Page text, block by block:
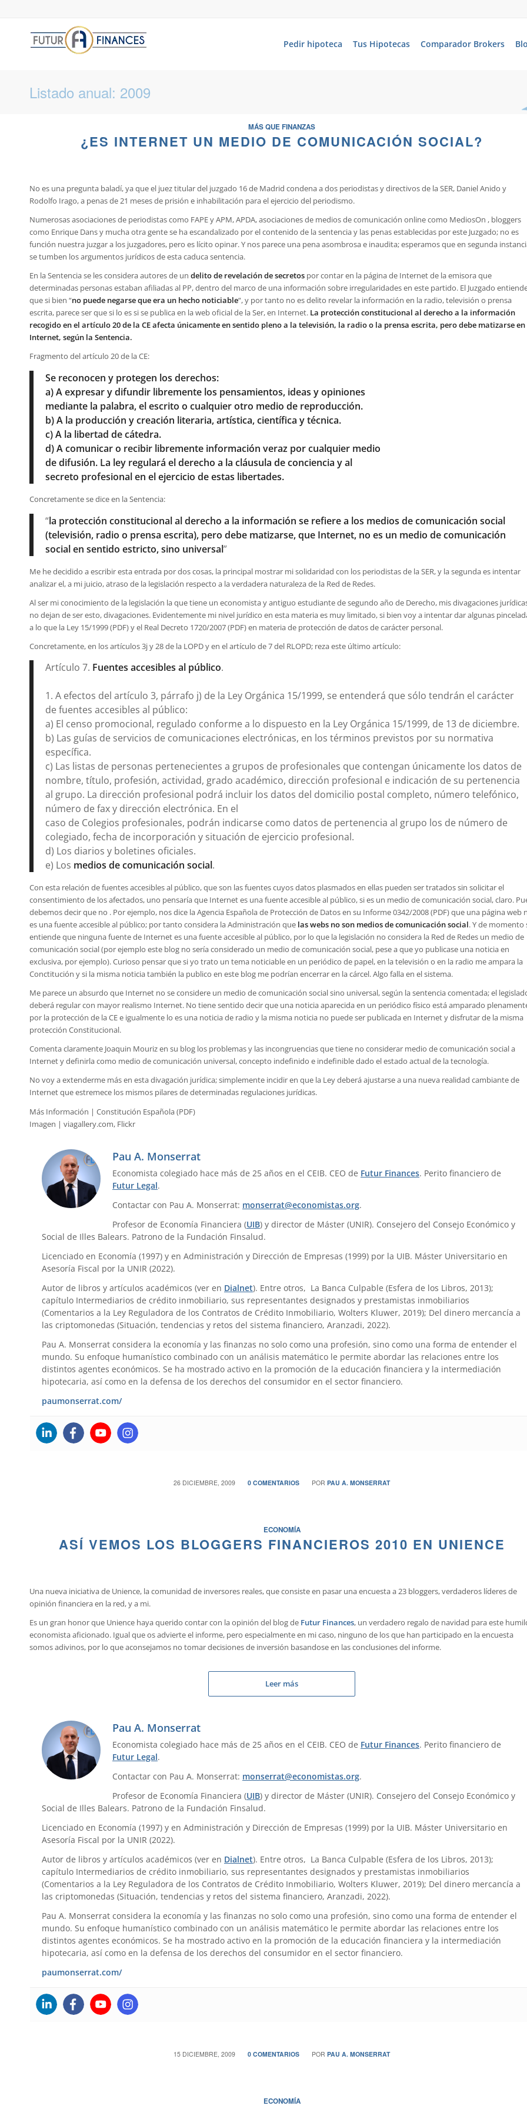
Pedir hipoteca Tus Hipotecas Comparador Brokers
Listado anual: 2009
MÁS QUE FINANZAS
¿ES INTERNET UN MEDIO DE COMUNICACIÓN SOCIAL?
No es una pregunta baladí, ya que el juez titular del juzgado 16 de Madrid condena a dos periodistas y directivos de la SER, Daniel Anido y
Rodolfo Irago, a penas de 21 meses de prisión e inhabilitación para el ejercicio del periodismo.
Numerosas asociaciones de periodistas como FAPE y APM, APDA, asociaciones de medios de comunicación online como MediosOn , bloggers
como Enrique Dans y mucha otra gente se ha escandalizado por el contenido de la sentencia y las penas establecidas por este Juzgado; no es
función nuestra juzgar a los juzgadores, pero es lícito opinar. Y nos parece una pena asombrosa e inaudita; esperamos que en segunda
se tumben los argumentos jurídicos de esta caduca sentencia.
En la Sentencia se les considera autores de un delito de revelación de secretos por contar en la página de Internet de la emisora que
determinadas personas estaban afiliadas al PP, dentro del marco de una información sobre irregularidades en este partido. El Juzgado
que si bien “no puede negarse que era un hecho noticiable“, y por tanto no es delito revelar la información en la radio, televisión o prensa
escrita, parece ser que si lo es si se publica en la web oficial de la Ser, en Internet. La protección constitucional al derecho a la información
recogido en el artículo 20 de la CE afecta únicamente en sentido pleno a la televisión, la radio o la prensa escrita, pero debe matizarse en
Internet, según la Sentencia.
Fragmento del artículo 20 de la CE:
Se reconocen y protegen los derechos:
a) A expresar y difundir libremente los pensamientos, ideas y opiniones
mediante la palabra, el escrito o cualquier otro medio de reproducción.
b) A la producción y creación literaria, artística, científica y técnica.
c) A la libertad de cátedra.
d) A comunicar o recibir libremente información veraz por cualquier medio
de difusión. La ley regulará el derecho a la cláusula de conciencia y al
secreto profesional en el ejercicio de estas libertades.
Concretamente se dice en la Sentencia:
“la protección constitucional al derecho a la información se refiere a los medios de comunicación social
(televisión, radio o prensa escrita), pero debe matizarse, que Internet, no es un medio de comunicación
social en sentido estricto, sino universal”
Me he decidido a escribir esta entrada por dos cosas, la principal mostrar mi solidaridad con los periodistas de la SER, y la segunda es intentar
analizar el, a mi juicio, atraso de la legislación respecto a la verdadera naturaleza de la Red de Redes.
Al ser mi conocimiento de la legislación la que tiene un economista y antiguo estudiante de segundo año de Derecho, mis divagaciones
no dejan de ser esto, divagaciones. Evidentemente mi nivel jurídico en esta materia es muy limitado, si bien voy a intentar dar algunas
a lo que la Ley 15/1999 (PDF) y el Real Decreto 1720/2007 (PDF) en materia de protección de datos de carácter personal.
Concretamente, en los artículos 3j y 28 de la LOPD y en el artículo de 7 del RLOPD; reza este último artículo:
Artículo 7. Fuentes accesibles al público.
1. A efectos del artículo 3, párrafo j) de la Ley Orgánica 15/1999, se entenderá que sólo tendrán el carácter
de fuentes accesibles al público:
a) El censo promocional, regulado conforme a lo dispuesto en la Ley Orgánica 15/1999, de 13 de diciembre.
b) Las guías de servicios de comunicaciones electrónicas, en los términos previstos por su normativa
específica.
c) Las listas de personas pertenecientes a grupos de profesionales que contengan únicamente los datos de
nombre, título, profesión, actividad, grado académico, dirección profesional e indicación de su pertenencia
al grupo. La dirección profesional podrá incluir los datos del domicilio postal completo, número telefónico,
número de fax y dirección electrónica. En el
caso de Colegios profesionales, podrán indicarse como datos de pertenencia al grupo los de número de
colegiado, fecha de incorporación y situación de ejercicio profesional.
d) Los diarios y boletines oficiales.
e) Los medios de comunicación social.
Con esta relación de fuentes accesibles al público, que son las fuentes cuyos datos plasmados en ellas pueden ser tratados sin solicitar el
consentimiento de los afectados, uno pensaría que Internet es una fuente accesible al público, si es un medio de comunicación social, claro.
debemos decir que no . Por ejemplo, nos dice la Agencia Española de Protección de Datos en su Informe 0342/2008 (PDF) que una página web
es una fuente accesible al público; por tanto considera la Administración que las webs no son medios de comunicación social. Y de momento
entiende que ninguna fuente de Internet es una fuente accesible al público, por lo que la legislación no considera la Red de Redes un medio de
comunicación social (por ejemplo este blog no sería considerado un medio de comunicación social, pese a que yo publicase una noticia en
exclusiva, por ejemplo). Curioso pensar que si yo trato un tema noticiable en un periódico de papel, en la televisión o en la radio me ampara la
Conctitución y si la misma noticia también la publico en este blog me podrían encerrar en la cárcel. Algo falla en el sistema.
Me parece un absurdo que Internet no se considere un medio de comunicación social sino universal, según la sentencia comentada; el
deberá regular con mayor realismo Internet. No tiene sentido decir que una noticia aparecida en un periódico físico está amparado
por la protección de la CE e igualmente lo es una noticia de radio y la misma noticia no puede ser publicada en Internet y disfrutar de la misma
protección Constitucional.
Comenta claramente Joaquin Mouriz en su blog los problemas y las incongruencias que tiene no considerar medio de comunicación social a
Internet y definirla como medio de comunicación universal, concepto indefinido e indefinible dado el estado actual de la tecnología.
No voy a extenderme más en esta divagación jurídica; simplemente incidir en que la Ley deberá ajustarse a una nueva realidad cambiante de
Internet que estremece los mismos pilares de determinadas regulaciones jurídicas.
Más Información | Constitución Española (PDF)
Imagen | viagallery.com, Flickr
Pau A. Monserrat
Economista colegiado hace más de 25 años en el CEIB. CEO de Futur Finances. Perito financiero de
Futur Legal.
Contactar con Pau A. Monserrat: monserrat@economistas.org.
Profesor de Economía Financiera (UIB) y director de Máster (UNIR). Consejero del Consejo Económico y
Social de Illes Balears. Patrono de la Fundación Finsalud.
Licenciado en Economía (1997) y en Administración y Dirección de Empresas (1999) por la UIB. Máster Universitario en
Asesoría Fiscal por la UNIR (2022).
Autor de libros y artículos académicos (ver en Dialnet). Entre otros, La Banca Culpable (Esfera de los Libros, 2013);
capítulo Intermediarios de crédito inmobiliario, sus representantes designados y prestamistas inmobiliarios
(Comentarios a la Ley Reguladora de los Contratos de Crédito Inmobiliario, Wolters Kluwer, 2019); Del dinero mercancía a
las criptomonedas (Situación, tendencias y retos del sistema financiero, Aranzadi, 2022).
Pau A. Monserrat considera la economía y las finanzas no solo como una profesión, sino como una forma de entender el
mundo. Su enfoque humanístico combinado con un análisis matemático le permite abordar las relaciones entre los
distintos agentes económicos. Se ha mostrado activo en la promoción de la educación financiera y la intermediación
hipotecaria, así como en la defensa de los derechos del consumidor en el sector financiero.
paumonserrat.com/
26 DICIEMBRE, 2009
/ 0 COMENTARIOS
/ PORPAU A. MONSERRAT
ECONOMÍA
ASÍ VEMOS LOS BLOGGERS FINANCIEROS 2010 EN UNIENCE
Una nueva iniciativa de Unience, la comunidad de inversores reales, que consiste en pasar una encuesta a 23 bloggers, verdaderos líderes de
opinión financiera en la red, y a mi.
Es un gran honor que Unience haya querido contar con la opinión del blog de Futur Finances, un verdadero regalo de navidad para este
economista aficionado. Igual que os advierte el informe, pero especialmente en mi caso, ninguno de los que han participado en la encuesta
somos adivinos, por lo que aconsejamos no tomar decisiones de inversión basandose en las conclusiones del informe.
Leer más
Pau A. Monserrat
Economista colegiado hace más de 25 años en el CEIB. CEO de Futur Finances. Perito financiero de
Futur Legal.
Contactar con Pau A. Monserrat: monserrat@economistas.org.
Profesor de Economía Financiera (UIB) y director de Máster (UNIR). Consejero del Consejo Económico y
Social de Illes Balears. Patrono de la Fundación Finsalud.
Licenciado en Economía (1997) y en Administración y Dirección de Empresas (1999) por la UIB. Máster Universitario en
Asesoría Fiscal por la UNIR (2022).
Autor de libros y artículos académicos (ver en Dialnet). Entre otros, La Banca Culpable (Esfera de los Libros, 2013);
capítulo Intermediarios de crédito inmobiliario, sus representantes designados y prestamistas inmobiliarios
(Comentarios a la Ley Reguladora de los Contratos de Crédito Inmobiliario, Wolters Kluwer, 2019); Del dinero mercancía a
las criptomonedas (Situación, tendencias y retos del sistema financiero, Aranzadi, 2022).
Pau A. Monserrat considera la economía y las finanzas no solo como una profesión, sino como una forma de entender el
mundo. Su enfoque humanístico combinado con un análisis matemático le permite abordar las relaciones entre los
distintos agentes económicos. Se ha mostrado activo en la promoción de la educación financiera y la intermediación
hipotecaria, así como en la defensa de los derechos del consumidor en el sector financiero.
paumonserrat.com/
15 DICIEMBRE, 2009
/ 0 COMENTARIOS
/ PORPAU A. MONSERRAT
ECONOMÍA